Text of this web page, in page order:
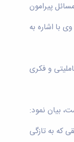
پیرامون
این علم شکل گرفته است. وی با اشاره به
و فکری
بیان نمود:
آن در سال ۱۳۱۹ زنده یاد دکتر غلامحسین صدیقی که به تازگی